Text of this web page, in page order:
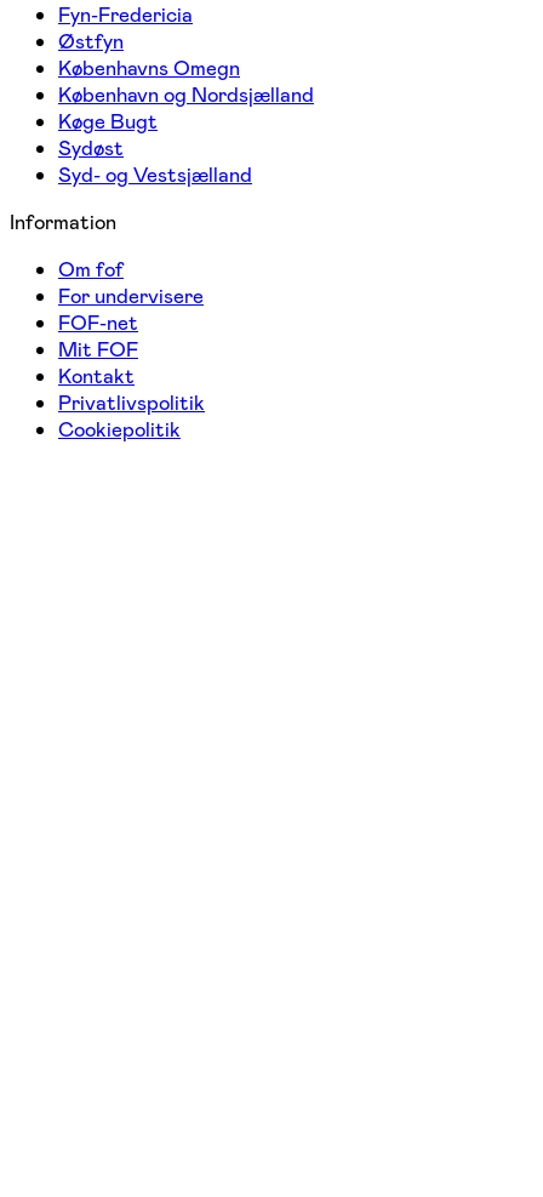
Fyn-Fredericia
Østfyn
Københavns Omegn
København og Nordsjælland
Køge Bugt
Sydøst
Syd- og Vestsjælland
Information
Om fof
For undervisere
FOF-net
Mit FOF
Kontakt
Privatlivspolitik
Cookiepolitik